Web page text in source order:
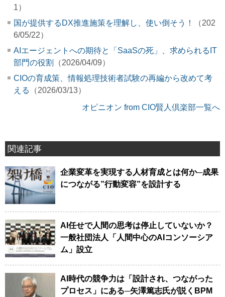
1）
国が提供するDX推進施策を理解し、使い倒そう！
（202
6/05/22）
AIエージェントへの期待と「SaaSの死」、求められるIT
部門の役割
（2026/04/09）
CIOの育成策、情報処理技術者試験の再編から改めて考
える
（2026/03/13）
オピニオン from CIO賢人倶楽部一覧へ
関連記事
企業変革を実現する人材育成とは何か─成果
につながる”行動変容”を設計する
AI任せで人間の思考は停止していないか？
一般社団法人「人間中心のAIコンソーシア
ム」設立
AI時代の競争力は「設計され、つながった
プロセス」にある─矢澤篤志氏が説くBPM